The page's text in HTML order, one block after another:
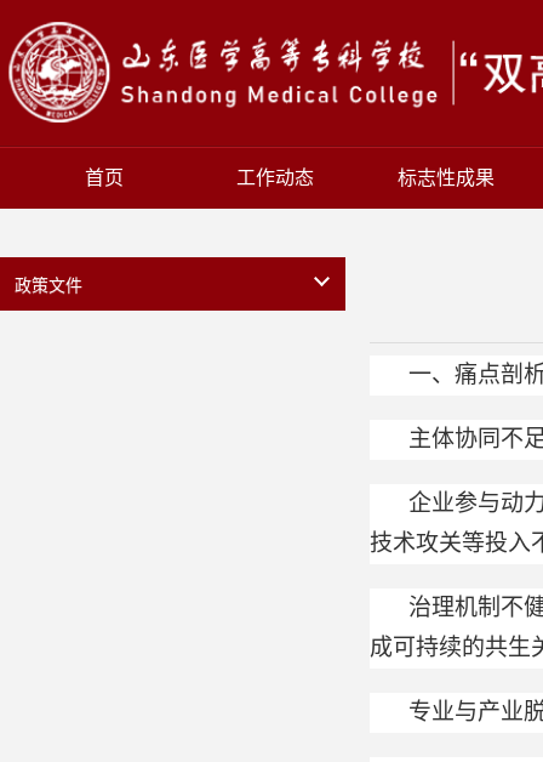
首页 工作动态 标志性成果
政策文件
一、痛点剖
主体协同不
企业参与动
技术攻关等投入
治理机制不
成可持续的共生
专业与产业